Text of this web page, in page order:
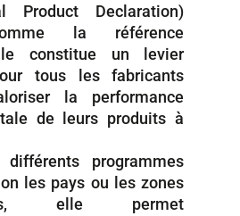
Product Declaration)
la référence
constitue un levier
tous les fabricants
la performance
de leurs produits à
différents programmes
les pays ou les zones
elle permet